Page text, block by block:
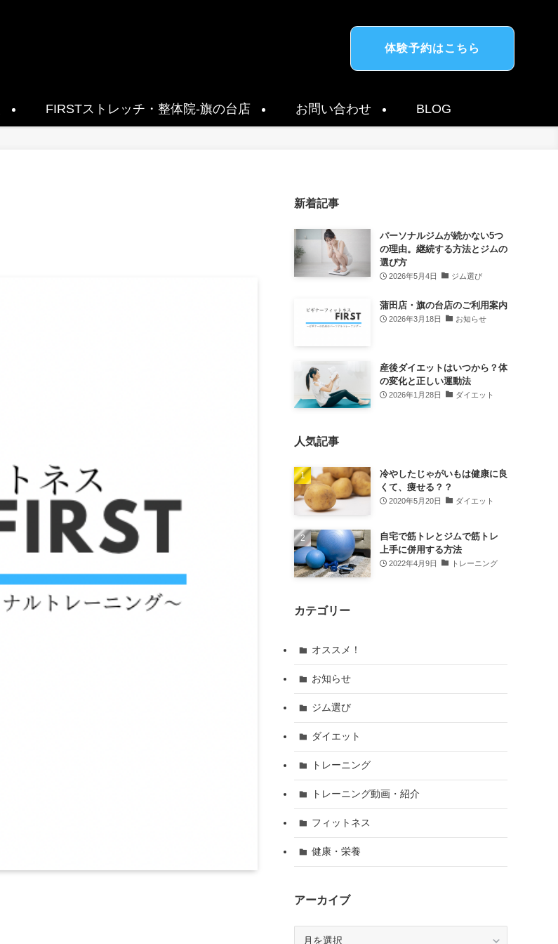
FIRSTストレッチ・整体院-旗の台店 お問い合わせ BLOG
体験予約はこちら
新着記事
パーソナルジムが続かない5つ
の理由。継続する方法とジムの
選び方
2026年5月4日 ジム選び
蒲田店・旗の台店のご利用案内
2026年3月18日 お知らせ
産後ダイエットはいつから？体
の変化と正しい運動法
2026年1月28日 ダイエット
人気記事
冷やしたじゃがいもは健康に良
くて、痩せる？？
2020年5月20日 ダイエット
自宅で筋トレとジムで筋トレ
上手に併用する方法
2022年4月9日 トレーニング
カテゴリー
オススメ！
お知らせ
ジム選び
ダイエット
トレーニング
トレーニング動画・紹介
フィットネス
健康・栄養
アーカイブ